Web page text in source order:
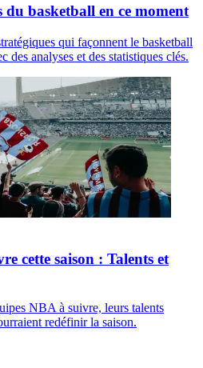
du basketball en ce moment
qui façonnent le basketball
des analyses et des statistiques clés.
cette saison : Talents et
NBA à suivre, leurs talents
redéfinir la saison.